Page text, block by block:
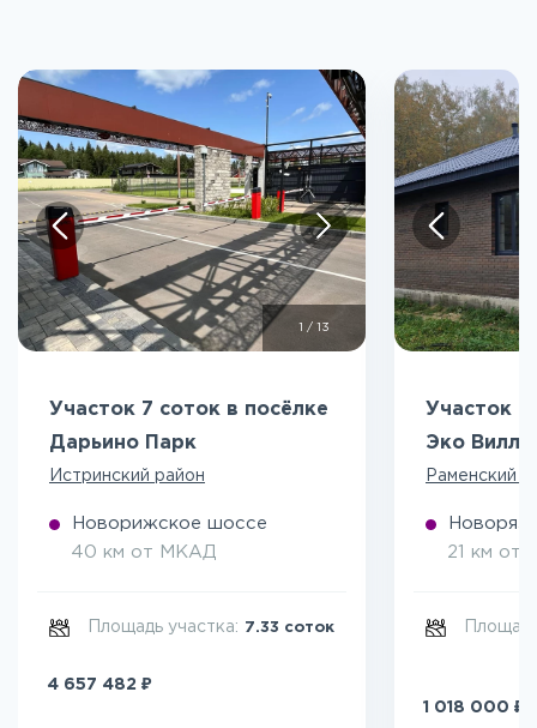
/ 13
Участок 7 соток в посёлке
Дарьино Парк
Истринский район
Новорижское шоссе
40 км от МКАД
Площадь участка: 7.33 соток
4 657 482 ₽
Участок 5
Эко
Раменский
21 км от
1 018 000 ₽